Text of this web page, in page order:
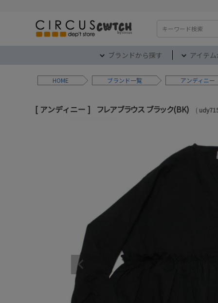
検索
ブランドから探す アイテ
HOME ブランド アンディニー
アンディニー フレアブラウス ブラック(BK)